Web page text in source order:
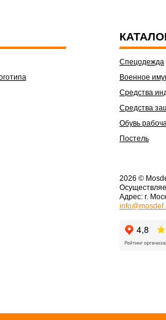
Спецодежда
Военное
Средства
Средства
Обувь
Постель
2026 ©
Адрес: г.